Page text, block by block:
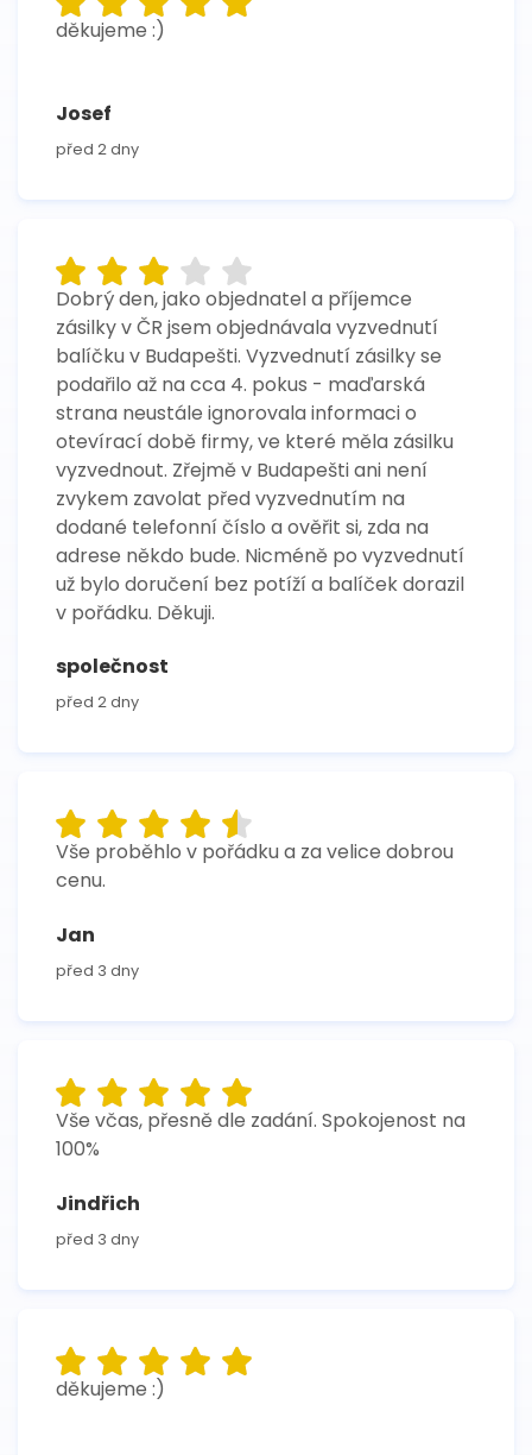
děkujeme :)
Josef
před 2 dny
Dobrý den, jako objednatel a příjemce
zásilky v ČR jsem objednávala vyzvednutí
balíčku v Budapešti. Vyzvednutí zásilky se
podařilo až na cca 4. pokus - maďarská
strana neustále ignorovala informaci o
otevírací době firmy, ve které měla zásilku
vyzvednout. Zřejmě v Budapešti ani není
zvykem zavolat před vyzvednutím na
dodané telefonní číslo a ověřit si, zda na
adrese někdo bude. Nicméně po vyzvednutí
už bylo doručení bez potíží a balíček dorazil
v pořádku. Děkuji.
společnost
před 2 dny
Vše proběhlo v pořádku a za velice dobrou
cenu.
Jan
před 3 dny
Vše včas, přesně dle zadání. Spokojenost na
100%
Jindřich
před 3 dny
děkujeme :)